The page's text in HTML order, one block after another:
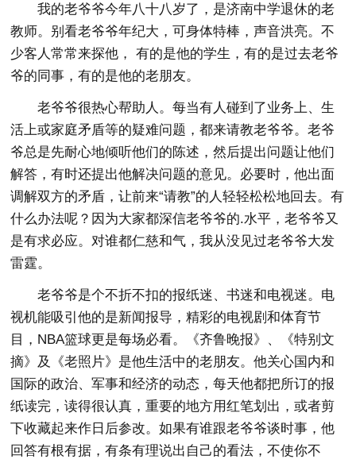
我的老爷爷今年八十八岁了，是济南中学退休的老
教师。别看老爷爷年纪大，可身体特棒，声音洪亮。不
少客人常常来探他， 有的是他的学生，有的是过去老爷
爷的同事，有的是他的老朋友。
老爷爷很热心帮助人。每当有人碰到了业务上、生
活上或家庭矛盾等的疑难问题，都来请教老爷爷。老爷
爷总是先耐心地倾听他们的陈述，然后提出问题让他们
解答，有时还提出他解决问题的意见。必要时，他出面
调解双方的矛盾，让前来“请教”的人轻轻松松地回去。有
什么办法呢？因为大家都深信老爷爷的.水平，老爷爷又
是有求必应。对谁都仁慈和气，我从没见过老爷爷大发
雷霆。
老爷爷是个不折不扣的报纸迷、书迷和电视迷。电
视机能吸引他的是新闻报导，精彩的电视剧和体育节
目，NBA篮球更是每场必看。《齐鲁晚报》、《特别文
摘》及《老照片》是他生活中的老朋友。他关心国内和
国际的政治、军事和经济的动态，每天他都把所订的报
纸读完，读得很认真，重要的地方用红笔划出，或者剪
下收藏起来作日后参改。如果有谁跟老爷爷谈时事，他
回答有根有据，有条有理说出自己的看法，不使你不